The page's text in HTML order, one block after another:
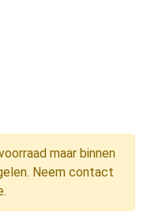
maar binnen
Neem contact